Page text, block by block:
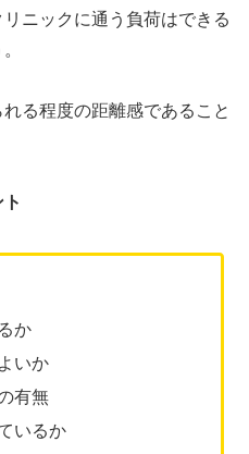
リニックに通う負荷はできる
る程度の距離感であること
か
いか
有無
いるか